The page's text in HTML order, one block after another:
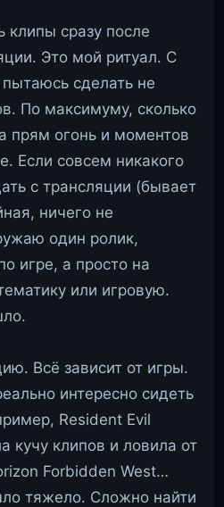
клипы сразу после
Это мой ритуал. С
сделать не
По максимуму, сколько
прям огонь и моментов
Если совсем никакого
с трансляции (бывает
ничего не
один ролик,
игре, а просто на
или игровую.
Всё зависит от игры.
интересно сидеть
Resident Evil
кучу клипов и ловила от
Forbidden West…
тяжело. Сложно найти